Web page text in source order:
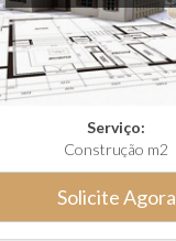
Serviço:
Construção m2
Solicite Agora